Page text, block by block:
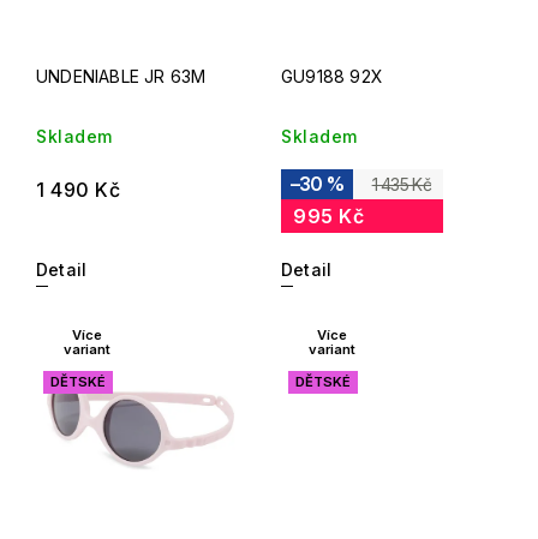
UNDENIABLE JR 63M
Skladem
1 490 Kč
Detail
GU9188 92X
Skladem
1 435 Kč
–30 %
995 Kč
Detail
Více
variant
DĚTSKÉ
Více
variant
DĚTSKÉ